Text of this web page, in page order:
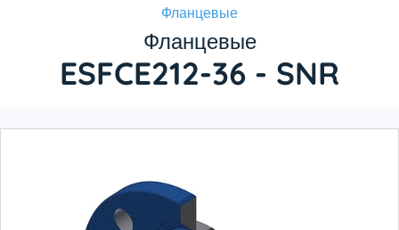
Фланцевые
Фланцевые
ESFCE212-36 - SNR